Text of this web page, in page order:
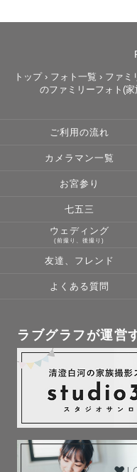
皆さんの記念日やなん
10年20年後見返しても
お会い出来ることを楽
トップ › フォト一覧 › ファミ
のファミリーフォト(
ご利用の流れ
カメラマン一覧
お宮参り
七五三
ウェディング
(前撮り、後撮り)
友達、フレンド
よくある質問
ラブグラフが運営